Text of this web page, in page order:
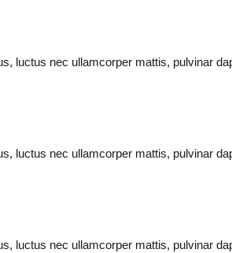
luctus nec ullamcorper mattis, pulvinar
luctus nec ullamcorper mattis, pulvinar
luctus nec ullamcorper mattis, pulvinar